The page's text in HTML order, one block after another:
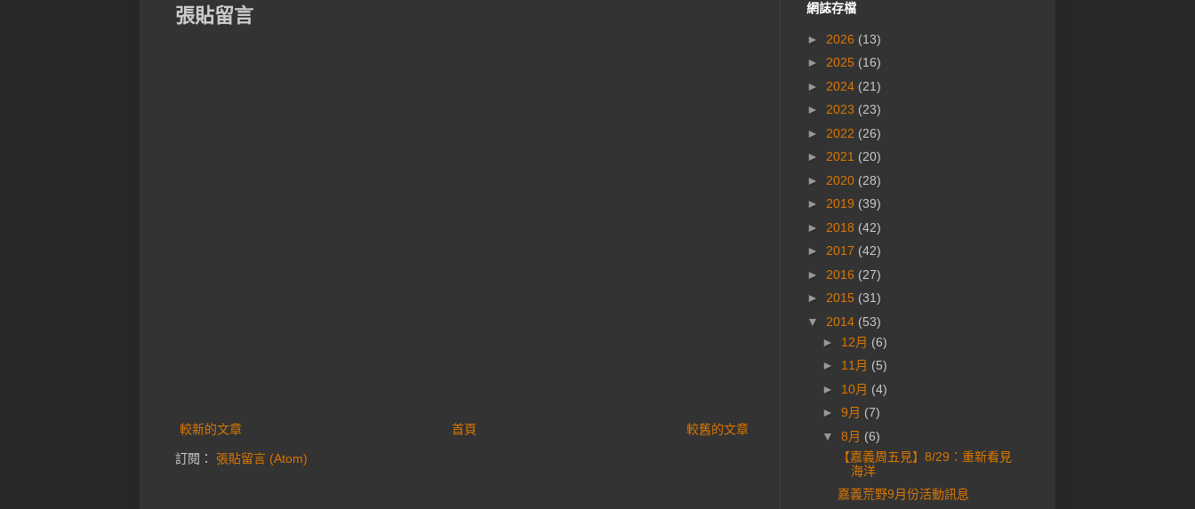
張貼留言
較新的文章 較舊的文章
首頁
訂閱： 張貼留言 (Atom)
網誌存檔
► 2026 (13)
► 2025 (16)
► 2024 (21)
► 2023 (23)
► 2022 (26)
► 2021 (20)
► 2020 (28)
► 2019 (39)
► 2018 (42)
► 2017 (42)
► 2016 (27)
► 2015 (31)
▼ 2014 (53)
► 12月 (6)
► 11月 (5)
► 10月 (4)
► 9月 (7)
▼ 8月 (6)
【嘉義周五見】8/29：重新看見
海洋
嘉義荒野9月份活動訊息